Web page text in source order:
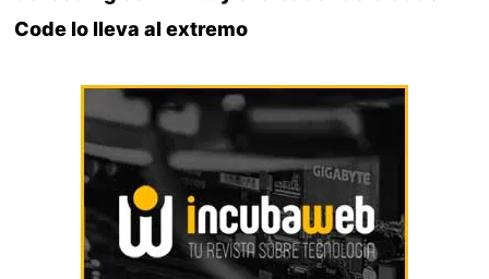
Code lo lleva al extremo